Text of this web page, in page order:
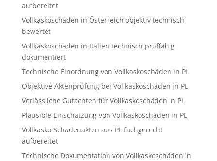
aufbereitet
Vollkaskoschäden in Österreich objektiv technisch
bewertet
Vollkaskoschäden in Italien technisch prüffähig
dokumentiert
Technische Einordnung von Vollkaskoschäden in PL
Objektive Aktenprüfung bei Vollkaskoschäden in PL
Verlässliche Gutachten für Vollkaskoschäden in PL
Plausible Einschätzung von Vollkaskoschäden in PL
Vollkasko Schadenakten aus PL fachgerecht
aufbereitet
Technische Dokumentation von Vollkaskoschäden in